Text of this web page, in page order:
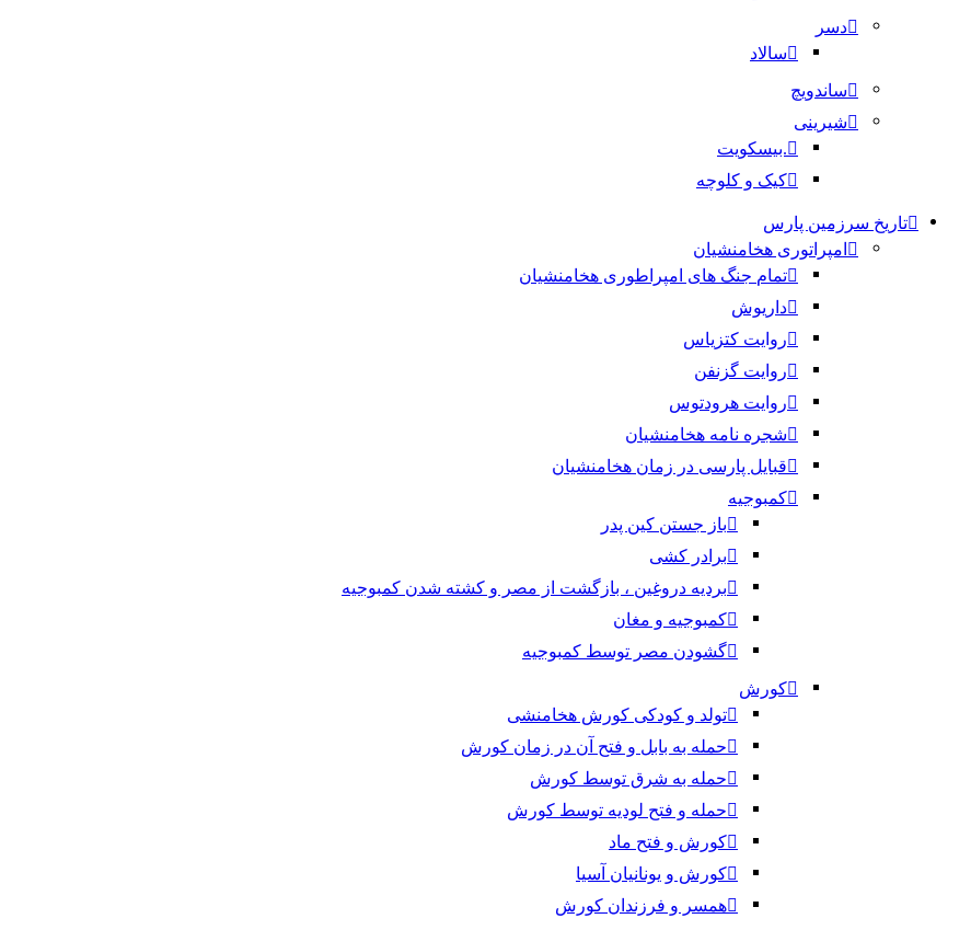
دسر
سالاد
ساندویچ
شیرینی
.بیسکویت
کیک و کلوچه
تاریخ سرزمین پارس
امپراتوری هخامنشیان
تمام جنگ های امپراطوری هخامنشیان
داریوش
روایت کتزیاس
روایت گزنفن
روایت هرودتوس
شجره نامه هخامنشیان
قبایل پارسی در زمان هخامنشیان
کمبوجیه
باز جستن کین پدر
برادر کشی
بردیه دروغین ، بازگشت از مصر و کشته شدن کمبوجیه
کمبوجیه و مغان
گشودن مصر توسط کمبوجیه
کورش
تولد و کودکی کورش هخامنشی
حمله به بابل و فتح آن در زمان کورش
حمله به شرق توسط کورش
حمله و فتح لودیه توسط کورش
کورش و فتح ماد
کورش و یونانیان آسیا
همسر و فرزندان کورش